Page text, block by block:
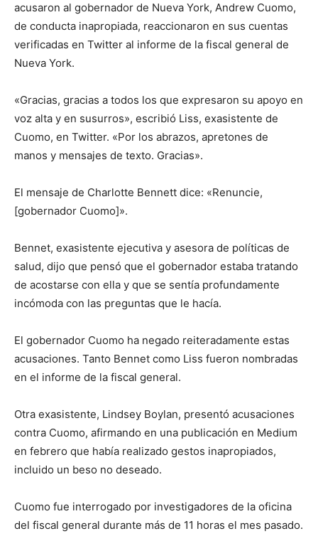
acusaron al gobernador de Nueva York, Andrew Cuomo,
de conducta inapropiada, reaccionaron en sus cuentas
verificadas en Twitter al informe de la fiscal general de
Nueva York.
«Gracias, gracias a todos los que expresaron su apoyo en
voz alta y en susurros», escribió Liss, exasistente de
Cuomo, en Twitter. «Por los abrazos, apretones de
manos y mensajes de texto. Gracias».
El mensaje de Charlotte Bennett dice: «Renuncie,
[gobernador Cuomo]».
Bennet, exasistente ejecutiva y asesora de políticas de
salud, dijo que pensó que el gobernador estaba tratando
de acostarse con ella y que se sentía profundamente
incómoda con las preguntas que le hacía.
El gobernador Cuomo ha negado reiteradamente estas
acusaciones. Tanto Bennet como Liss fueron nombradas
en el informe de la fiscal general.
Otra exasistente, Lindsey Boylan, presentó acusaciones
contra Cuomo, afirmando en una publicación en Medium
en febrero que había realizado gestos inapropiados,
incluido un beso no deseado.
Cuomo fue interrogado por investigadores de la oficina
del fiscal general durante más de 11 horas el mes pasado.